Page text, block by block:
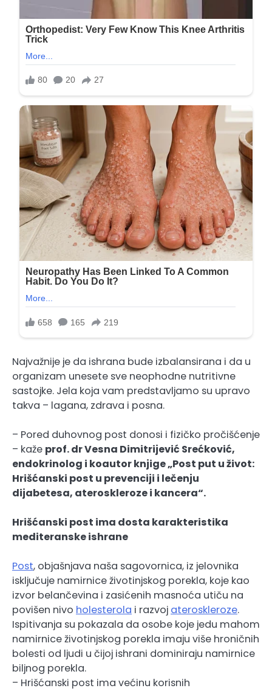
Najvažnije je da ishrana bude izbalansirana i da u
organizam unesete sve neophodne nutritivne
sastojke. Jela koja vam predstavljamo su upravo
takva – lagana, zdrava i posna.
– Pored duhovnog post donosi i fizičko pročišćenje
– kaže prof. dr Vesna Dimitrijević Srećković,
endokrinolog i koautor knjige „Post put u život:
Hrišćanski post u prevenciji i lečenju
dijabetesa, ateroskleroze i kancera“.
Hrišćanski post ima dosta karakteristika
mediteranske ishrane
Post, objašnjava naša sagovornica, iz jelovnika
isključuje namirnice životinjskog porekla, koje kao
izvor belančevina i zasićenih masnoća utiču na
povišen nivo holesterola i razvoj ateroskleroze.
Ispitivanja su pokazala da osobe koje jedu mahom
namirnice životinjskog porekla imaju više hroničnih
bolesti od ljudi u čijoj ishrani dominiraju namirnice
biljnog porekla.
– Hrišćanski post ima većinu korisnih